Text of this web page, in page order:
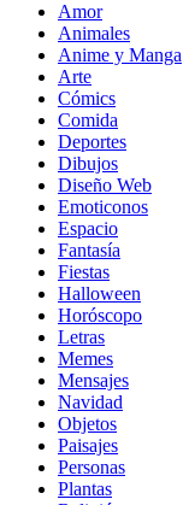
Amor
Animales
Anime y Manga
Arte
Cómics
Comida
Deportes
Dibujos
Diseño Web
Emoticonos
Espacio
Fantasía
Fiestas
Halloween
Horóscopo
Letras
Memes
Mensajes
Navidad
Objetos
Paisajes
Personas
Plantas